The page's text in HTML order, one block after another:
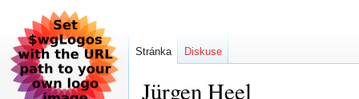
Jürgen Heel
Stránka Diskuse